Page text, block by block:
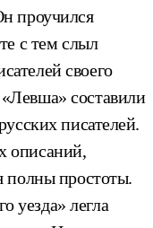
проучился
с тем слыл
своего
составили
писателей.
описаний,
полны простоты.
уезда» легла